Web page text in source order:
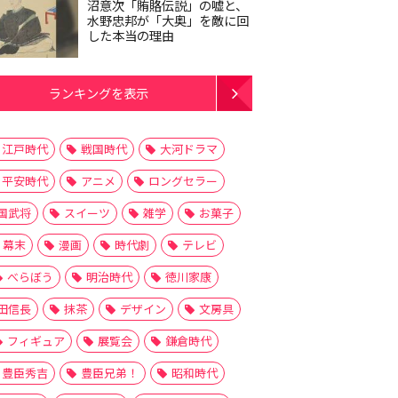
沼意次「賄賂伝説」の嘘と、
水野忠邦が「大奥」を敵に回
した本当の理由
ランキングを表示
江戸時代 戦国時代
大河ドラマ
平安時代
アニメ
ロングセラー
武将
スイーツ 雑学
お菓子
幕末
漫画 時代劇
テレビ
べらぼう
明治時代
徳川家康
信長
抹茶 デザイン
文房具
フィギュア
展覧会
鎌倉時代
豊臣秀吉
豊臣兄弟！
昭和時代